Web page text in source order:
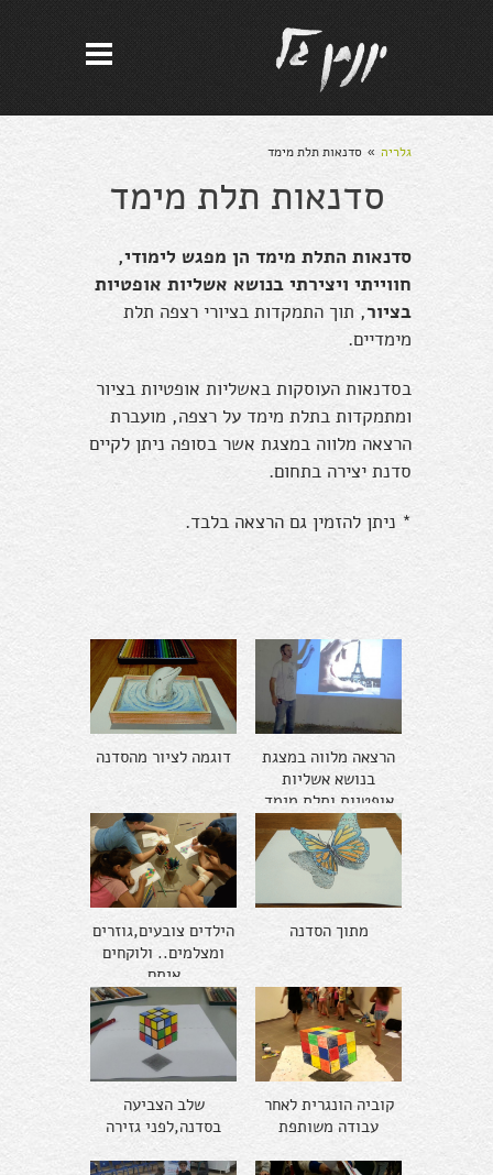
גלריה » סדנאות תלת מימד
סדנאות תלת מימד
סדנאות התלת מימד הן מפגש לימודי,
חווייתי ויצירתי בנושא אשליות אופטיות
בציור, תוך התמקדות בציורי רצפה תלת
מימדיים.
בסדנאות העוסקות באשליות אופטיות בציור
ומתמקדות בתלת מימד על רצפה, מועברת
הרצאה מלווה במצגת אשר בסופה ניתן לקיים
סדנת יצירה בתחום.
* ניתן להזמין גם הרצאה בלבד.
הרצאה מלווה במצגת
בנושא אשליות
אופטיות ותלת מימד
בציור
דוגמה לציור מהסדנה
מתוך הסדנה
הילדים צובעים,גוזרים
ומצלמים.. ולוקחים
איתם
קוביה הונגרית לאחר
עבודה משותפת
שלב הצביעה
בסדנה,לפני גזירה